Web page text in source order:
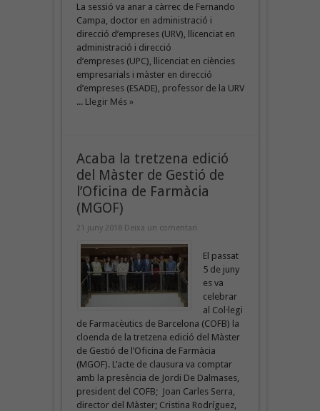
La sessió va anar a càrrec de Fernando
Campa, doctor en administració i
direcció d’empreses (URV), llicenciat en
administració i direcció
d’empreses (UPC), llicenciat en ciències
empresarials i màster en direcció
d’empreses (ESADE), professor de la URV
... Llegir Més »
Acaba la tretzena edició
del Màster de Gestió de
l’Oficina de Farmàcia
(MGOF)
21 juny 2018 Deixa un comentari
El passat
5 de juny
es va
celebrar
al Col·legi
de Farmacèutics de Barcelona (COFB) la
cloenda de la tretzena edició del Màster
de Gestió de l’Oficina de Farmàcia
(MGOF). L’acte de clausura va comptar
amb la presència de Jordi De Dalmases,
president del COFB; Joan Carles Serra,
director del Màster; Cristina Rodríguez,